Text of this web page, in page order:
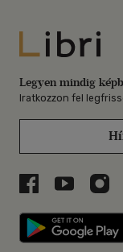
Libri
Legyen mindig
Iratkozzon fel
Libri aLibri a